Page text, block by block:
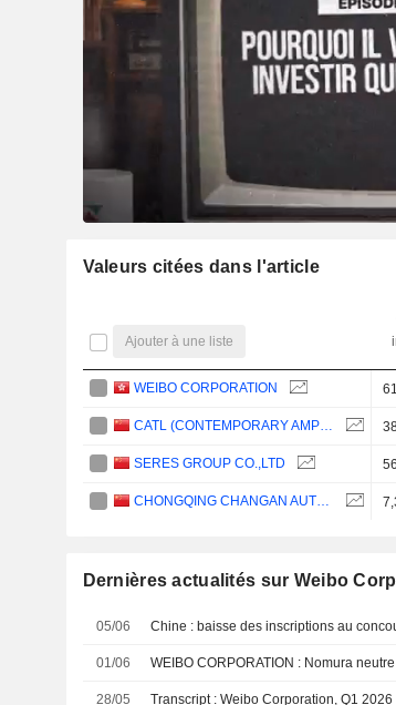
Valeurs citées dans l'article
Ajouter à une liste
WEIBO CORPORATION
CATL (CONTEMPORARY AMPEREX TECHNOLOGY)
SERES GROUP CO.,LTD
CHONGQING CHANGAN AUTOMOBILE COMPANY LIMITED
Dernières actualités sur Weibo
05/06 Chine : baisse des inscriptions au
01/06 WEIBO CORPORATION :
28/05 Transcript : Weibo Corporation, Q1